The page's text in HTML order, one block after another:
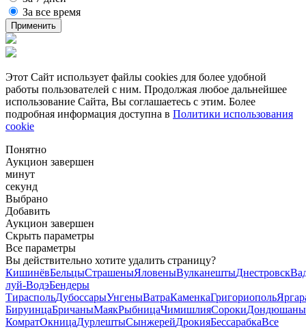
За все время
Применить
Этот Сайт использует файлы cookies для более удобной
работы пользователей с ним. Продолжая любое дальнейшее
использование Сайта, Вы соглашаетесь с этим. Более
подробная информация доступна в Политики использования
cookie
Понятно
Аукцион завершен
минут
секунд
Выбрано
Добавить
Аукцион завершен
Скрыть параметры
Все параметры
Вы действительно хотите удалить страницу?
КишинёвБельцыСтрашеныЯловеныВулканештыДнестровск
луй-ВодэБендеры
ТираспольДубоссарыУнгеныВатраКаменкаГригориополь
БируинцаБричаныМаякРыбницаЧимишлияСорокиДондюшаны
КомратОкницаДурлештыСынжерейДрокияБессарабкаВсе